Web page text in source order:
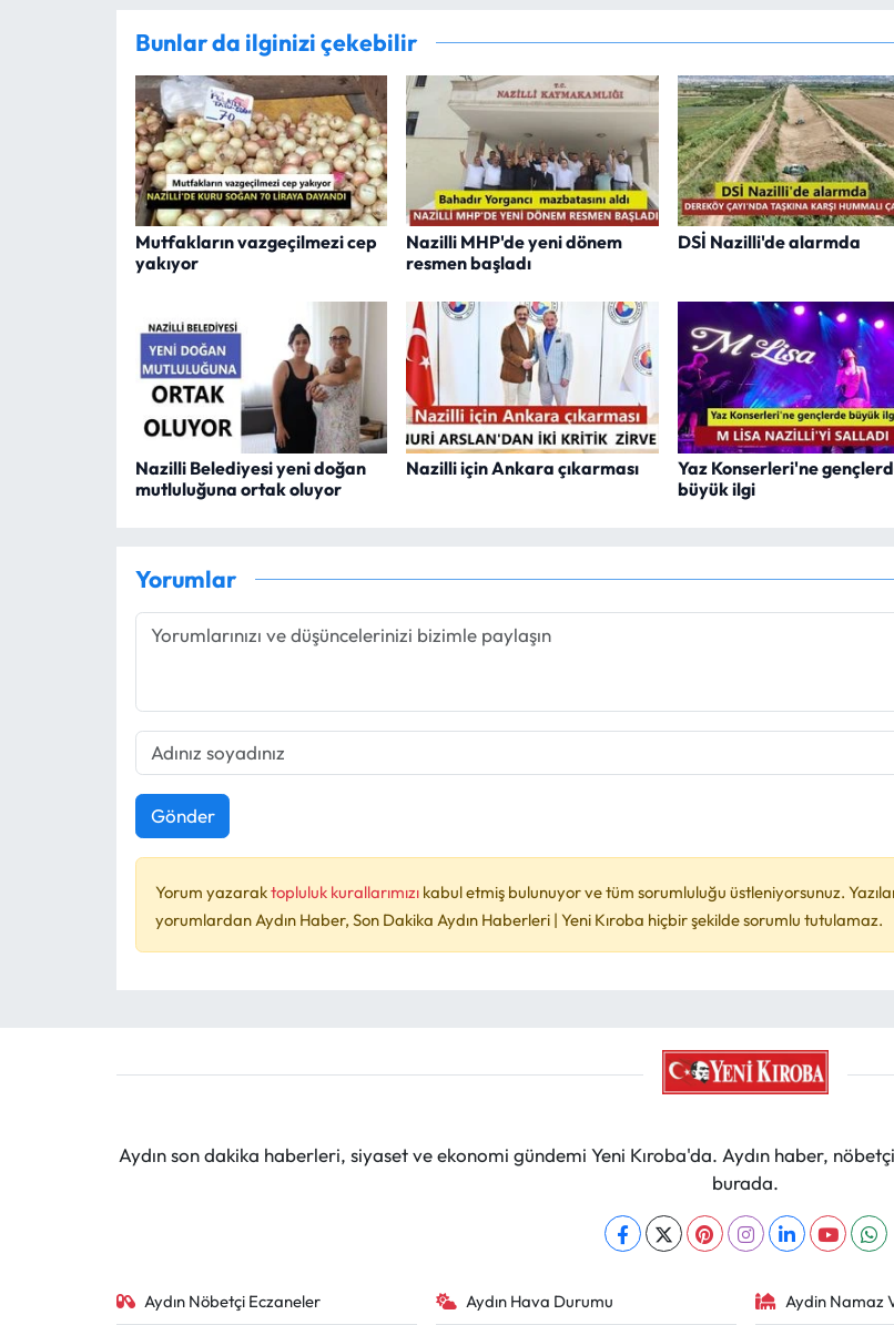
Bunlar da ilginizi çekebilir
Mutfakların vazgeçilmezi cep
yakıyor
Nazilli MHP'de yeni dönem
resmen başladı
DSİ Nazilli'de alarmda
Nazilli Belediyesi yeni doğan
mutluluğuna ortak oluyor
Nazilli için Ankara çıkarması
Yaz Konserleri'ne
büyük ilgi
Yorumlar
Gönder
Yorum yazaraktopluluk kurallarımızı kabul etmiş bulunuyor ve tüm sorumluluğu üstleniyorsunuz.
yorumlardan Aydın Haber, Son Dakika Aydın Haberleri | Yeni Kıroba hiçbir şekilde sorumlu tutulamaz.
Aydın son dakika haberleri, siyaset ve ekonomi gündemi Yeni Kıroba'da. Aydın haber,
burada.
Aydın Nöbetçi Eczaneler Aydın Hava Durumu Aydin Namaz